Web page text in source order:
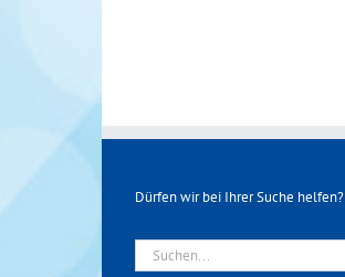
Dürfen wir bei Ihrer Suche helfen?
Suche
nach: